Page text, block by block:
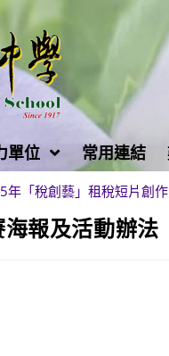
單位 常用連結
年「稅創藝」租稅短片創
報及活動辦法